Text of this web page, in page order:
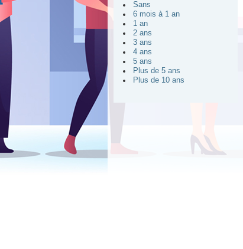
Sans
6 mois à 1 an
1 an
2 ans
3 ans
4 ans
5 ans
Plus de 5 ans
Plus de 10 ans